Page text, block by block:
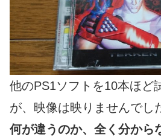
他のPS1ソフトを10本ほど
が、映像は映りませんでし
何が違うのか、全く分から